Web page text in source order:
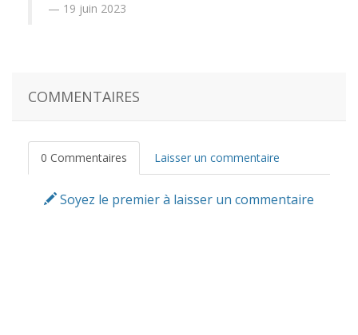
19 juin 2023
COMMENTAIRES
0 Commentaires Laisser un commentaire
Soyez le premier à laisser un commentaire